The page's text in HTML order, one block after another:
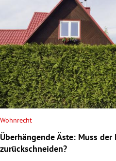
Wohnrecht
Überhängende Äste: Muss der
zurückschneiden?